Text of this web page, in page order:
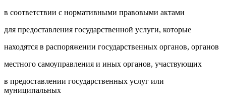
в соответствии с нормативными правовыми актами
для предоставления государственной услуги, которые
находятся в распоряжении государственных органов, органов
местного самоуправления и иных органов, участвующих
в предоставлении государственных услуг или
муниципальных